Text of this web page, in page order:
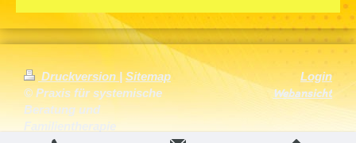
Druckversion | Sitemap
© Praxis für systemische
Beratung und
Familientherapie
Login
Webansicht